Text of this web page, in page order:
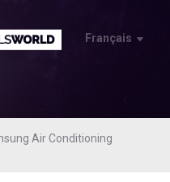
Français
Air Conditioning